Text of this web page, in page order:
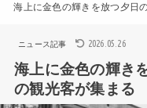
海上に金色の輝きを放つ夕日
ニュース記事 2026.05.26
海上に金色の輝き
の観光客が集まる